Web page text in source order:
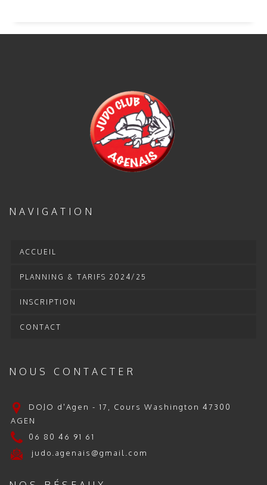
NOUS CONTACTER
DOJO d'Agen - 17, Cours Washington 47300
AGEN
06 80 46 91 61
judo.agenais@gmail.com
NAVIGATION
ACCUEIL
PLANNING & TARIFS 2024/25
INSCRIPTION
CONTACT